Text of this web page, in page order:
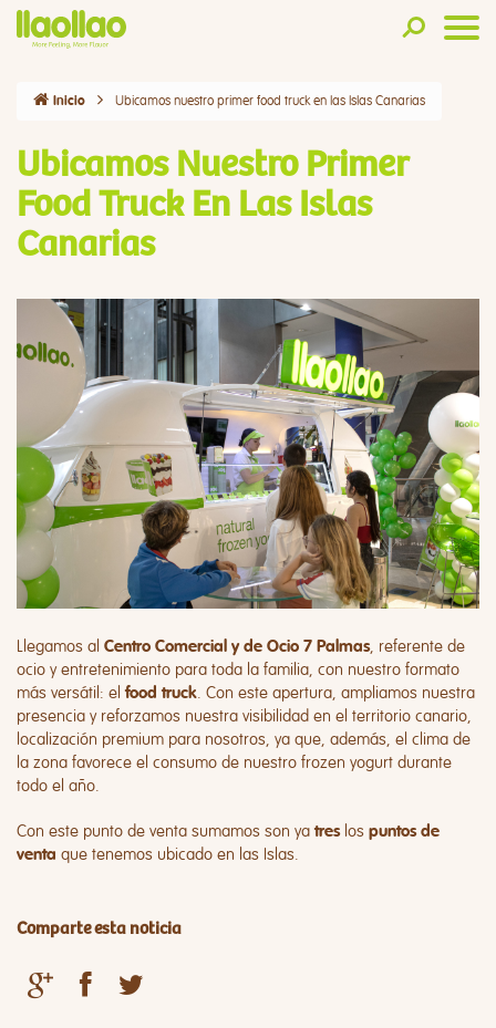
Inicio Ubicamos nuestro primer food truck en las Islas Canarias
Ubicamos Nuestro Primer
Food Truck En Las Islas
Canarias
Llegamos al Centro Comercial y de Ocio 7 Palmas, referente de
ocio y entretenimiento para toda la familia, con nuestro formato
más versátil: elfood truck. Con este apertura, ampliamos nuestra
presencia y reforzamos nuestra visibilidad en el territorio canario,
localización premium para nosotros, ya que, además, el clima de
la zona favorece el consumo de nuestro frozen yogurt durante
todo el año.
Con este punto de venta sumamos son yatreslos puntos de
venta que tenemos ubicado en las Islas.
Comparte esta noticia